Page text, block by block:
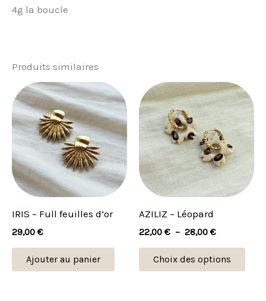
4g la boucle
Produits similaires
IRIS – Full feuilles d’or
29,00 €
Ajouter au panier
AZILIZ – Léopard
22,00 € – 28,00 €
Plage
de
prix :
22,00 €
à
28,00 €
Choix des options
Ce
a
Les
la